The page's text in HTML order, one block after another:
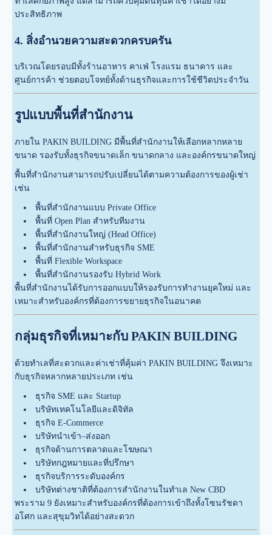
ประสิทธิภาพ
4. สิ่งอำนวยความสะดวกครบครัน
บริเวณโดยรอบมีทั้งร้านอาหาร คาเฟ่ โรงแรม ธนาคาร และ
ศูนย์การค้า ช่วยตอบโจทย์ทั้งด้านธุรกิจและการใช้ชีวิตประจำวัน
รูปแบบพื้นที่สำนักงาน
ภายใน PAKIN BUILDING มีพื้นที่สำนักงานให้เลือกหลากหลาย
ขนาด รองรับทั้งธุรกิจขนาดเล็ก ขนาดกลาง และองค์กรขนาดใหญ่
พื้นที่สำนักงานสามารถปรับเปลี่ยนได้ตามความต้องการของผู้เช่า
เช่น
พื้นที่สำนักงานแบบ Private Office
พื้นที่ Open Plan สำหรับทีมงาน
พื้นที่สำนักงานใหญ่ (Head Office)
พื้นที่สำนักงานสำหรับธุรกิจ SME
พื้นที่ Flexible Workspace
พื้นที่สำนักงานรองรับ Hybrid Work
พื้นที่สำนักงานได้รับการออกแบบให้รองรับการทำงานยุคใหม่ และ
เหมาะสำหรับองค์กรที่ต้องการขยายธุรกิจในอนาคต
กลุ่มธุรกิจที่เหมาะกับ PAKIN BUILDING
ด้วยทำเลที่สะดวกและค่าเช่าที่คุ้มค่า PAKIN BUILDING จึงเหมาะ
กับธุรกิจหลากหลายประเภท เช่น
ธุรกิจ SME และ Startup
บริษัทเทคโนโลยีและดิจิทัล
ธุรกิจ E-Commerce
บริษัทนำเข้า–ส่งออก
ธุรกิจด้านการตลาดและโฆษณา
บริษัทกฎหมายและที่ปรึกษา
ธุรกิจบริการระดับองค์กร
บริษัทต่างชาติที่ต้องการสำนักงานในทำเล New CBD
พระราม 9 ยังเหมาะสำหรับองค์กรที่ต้องการเข้าถึงทั้งโซนรัชดา
อโศก และสุขุมวิทได้อย่างสะดวก